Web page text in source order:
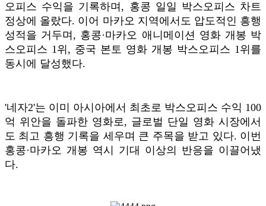
오피스 수익을 기록하며, 홍콩 일일 박스오피스 차트
정상에 올랐다. 이어 마카오 지역에서도 압도적인 흥행
성적을 거두며, 홍콩·마카오 애니메이션 영화 개봉 박
스오피스 1위, 중국 본토 영화 개봉 박스오피스 1위를
동시에 달성했다.
'네자2'는 이미 아시아에서 최초로 박스오피스 수익 100
억 위안을 돌파한 영화로, 글로벌 단일 영화 시장에서
도 최고 흥행 기록을 세우며 큰 주목을 받고 있다. 이번
홍콩·마카오 개봉 역시 기대 이상의 반응을 이끌어냈
다.